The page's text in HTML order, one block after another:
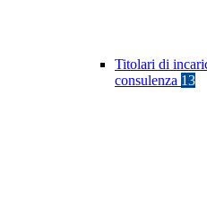
Titolari di
consulenza 13